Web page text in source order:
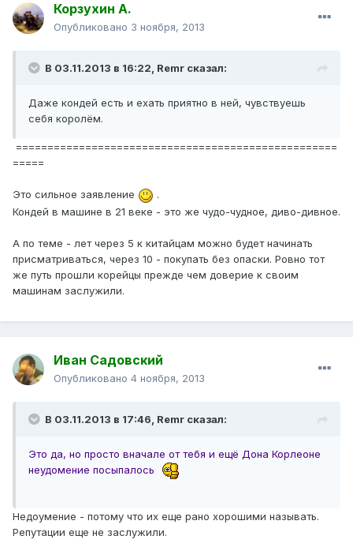
Корзухин А.
Опубликовано 3 ноября, 2013
В 03.11.2013 в 16:22, Remr сказал:
Даже кондей есть и ехать приятно в ней, чувствуешь
себя королём.
===================================================
=====
Это сильное заявление
.
Кондей в машине в 21 веке - это же чудо-чудное, диво-дивное.
А по теме - лет через 5 к китайцам можно будет начинать
присматриваться, через 10 - покупать без опаски. Ровно тот
же путь прошли корейцы прежде чем доверие к своим
машинам заслужили.
Иван Садовский
Опубликовано 4 ноября, 2013
В 03.11.2013 в 17:46, Remr сказал:
Это да, но просто вначале от тебя и ещё Дона Корлеоне
неудомение посыпалось
Недоумение - потому что их еще рано хорошими называть.
Репутации еще не заслужили.